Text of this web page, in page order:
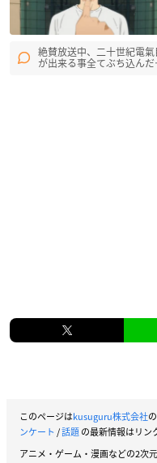
絶賛放送中、二十世紀電
が出来る事全てぶち込ん
このページはkusuguru株式会社
ンケート /話題の最新情報はリン
アニメ・ゲーム・漫画などの2次